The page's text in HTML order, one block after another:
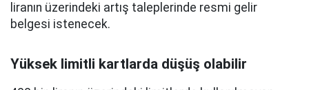
liranın üzerindeki artış taleplerinde resmi gelir
belgesi istenecek.
Yüksek limitli kartlarda düşüş olabilir